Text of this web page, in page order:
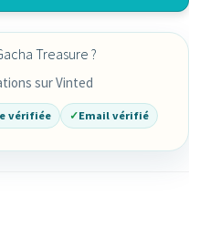
Treasure ?
sur Vinted
vérifiée ✓Email vérifié